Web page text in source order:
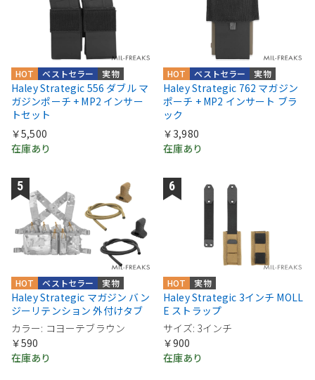
実物
ベストセラー
HOT
Haley Strategic 556 ダブル マ
ガジンポーチ + MP2 インサー
トセット
￥5,500
在庫あり
実物
ベストセラー
HOT
Haley Strategic 762 マガジン
ポーチ + MP2 インサート ブラ
ック
￥3,980
在庫あり
実物
ベストセラー
HOT
Haley Strategic マガジン バン
ジーリテンション 外付けタブ
カラー: コヨーテブラウン
￥590
在庫あり
実物
HOT
Haley Strategic 3インチ MOLL
E ストラップ
サイズ: 3インチ
￥900
在庫あり